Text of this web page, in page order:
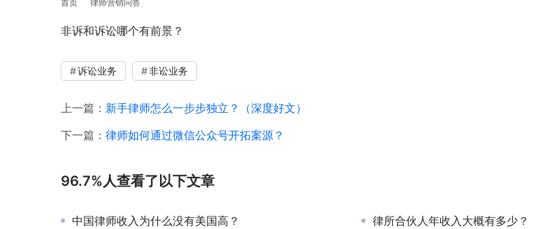
首页 律师营销问答
非诉和诉讼哪个有前景？
诉讼业务 非讼业务
上一篇： 新手律师怎么一步步独立？（深度好文）
下一篇： 律师如何通过微信公众号开拓案源？
96.7%人查看了以下文章
中国律师收入为什么没有美国高？ 律所合伙人年收入大概有多少？